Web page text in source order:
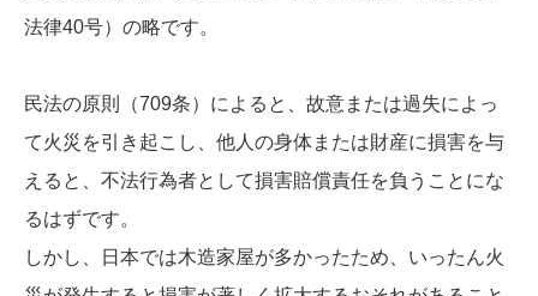
法律40号）の略です。
民法の原則（709条）によると、故意または過失によっ
て火災を引き起こし、他人の身体または財産に損害を与
えると、不法行為者として損害賠償責任を負うことにな
るはずです。
しかし、日本では木造家屋が多かったため、いったん火